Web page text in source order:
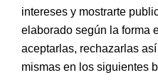
Información a clientesPSD2
MIFIDDocumentación PRIIPS
intereses y mostrarte
elaborado según la forma
aceptarlas, rechazarlas
mismas en los siguientes